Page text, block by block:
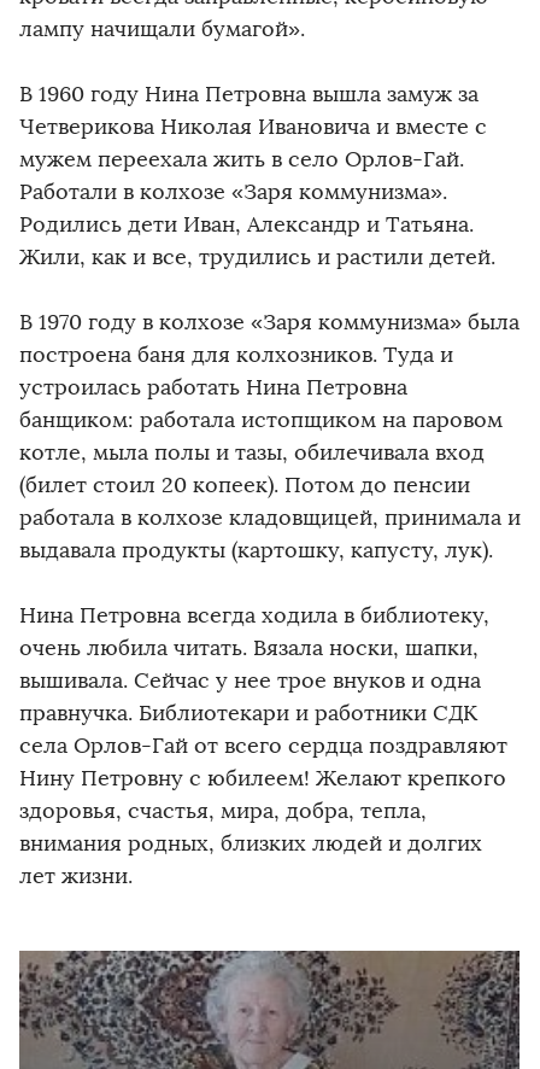
лампу начищали бумагой».
В 1960 году Нина Петровна вышла замуж за
Четверикова Николая Ивановича и вместе с
мужем переехала жить в село Орлов-Гай.
Работали в колхозе «Заря коммунизма».
Родились дети Иван, Александр и Татьяна.
Жили, как и все, трудились и растили детей.
В 1970 году в колхозе «Заря коммунизма» была
построена баня для колхозников. Туда и
устроилась работать Нина Петровна
банщиком: работала истопщиком на паровом
котле, мыла полы и тазы, обилечивала вход
(билет стоил 20 копеек). Потом до пенсии
работала в колхозе кладовщицей, принимала и
выдавала продукты (картошку, капусту, лук).
Нина Петровна всегда ходила в библиотеку,
очень любила читать. Вязала носки, шапки,
вышивала. Сейчас у нее трое внуков и одна
правнучка. Библиотекари и работники СДК
села Орлов-Гай от всего сердца поздравляют
Нину Петровну с юбилеем! Желают крепкого
здоровья, счастья, мира, добра, тепла,
внимания родных, близких людей и долгих
лет жизни.